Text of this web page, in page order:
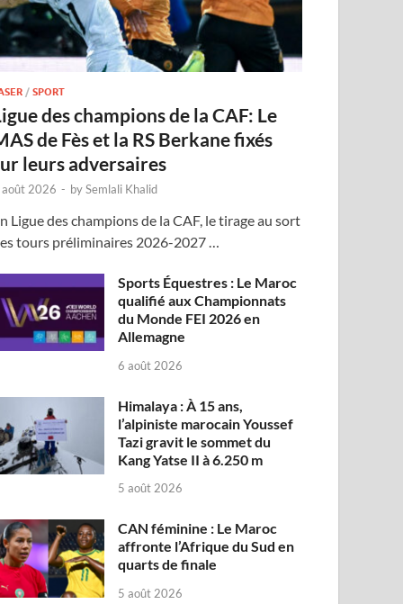
/SPORT
des champions de la CAF: Le
de Fès et la RS Berkane fixés
leurs adversaires
2026 - bySemlali Khalid
Ligue des champions de la CAF, le tirage au sort
tours préliminaires 2026-2027 …
Sports Équestres : Le Maroc
qualifié aux Championnats
du Monde FEI 2026 en
Allemagne
6 août 2026
Himalaya : À 15 ans,
l’alpiniste marocain Youssef
Tazi gravit le sommet du
Kang Yatse II à 6.250 m
5 août 2026
CAN féminine : Le Maroc
affronte l’Afrique du Sud en
quarts de finale
5 août 2026